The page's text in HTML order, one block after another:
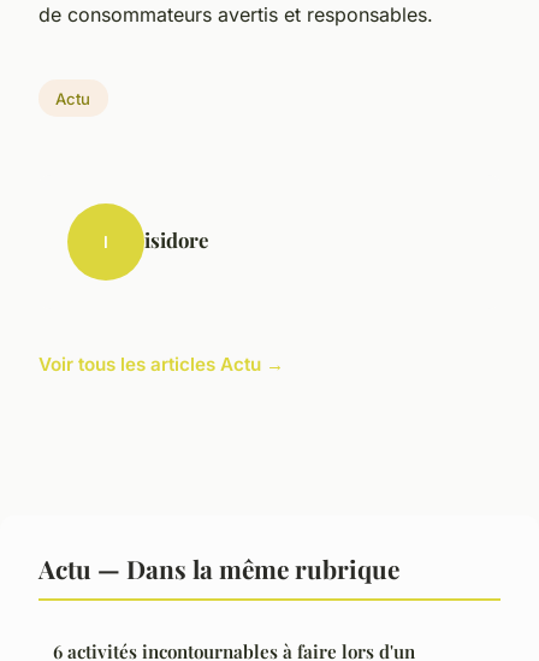
de consommateurs avertis et responsables.
Actu
I isidore
Voir tous les articles Actu →
Actu — Dans la même rubrique
6 activités incontournables à faire lors d'un